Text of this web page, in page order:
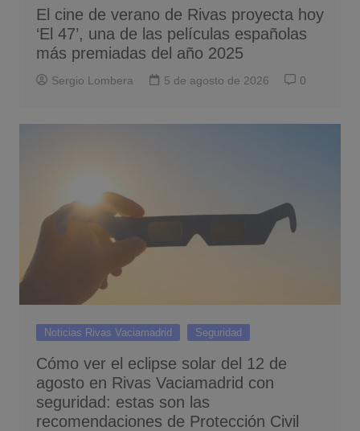
El cine de verano de Rivas proyecta hoy
‘El 47’, una de las películas españolas
más premiadas del año 2025
Sergio Lombera 5 de agosto de 2026 0
Noticias Rivas Vaciamadrid Seguridad
Cómo ver el eclipse solar del 12 de
agosto en Rivas Vaciamadrid con
seguridad: estas son las
recomendaciones de Protección Civil